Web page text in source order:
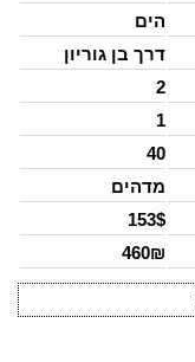
הים
דרך בן גוריון
2
1
40
מדהים
153$
460₪